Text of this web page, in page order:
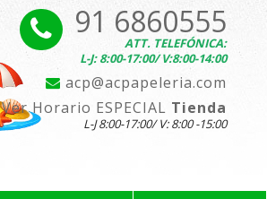
91 6860555
ATT. TELEFÓNICA:
L-J: 8:00-17:00/ V:8:00-14:00
acp@acpapeleria.com
Ver Horario ESPECIAL Tienda
L-J 8:00-17:00/ V: 8:00 -15:00